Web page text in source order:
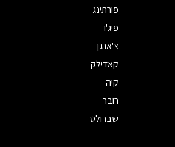
פורתינג
פיג'ו
צ'אנגן
קאדילק
קיה
רובר
שברולט